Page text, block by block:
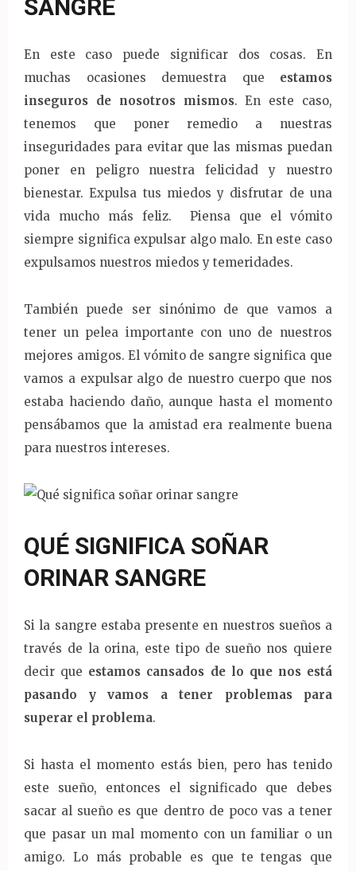
SANGRE
En este caso puede significar dos cosas. En
muchas ocasiones demuestra que estamos
inseguros de nosotros mismos. En este caso,
tenemos que poner remedio a nuestras
inseguridades para evitar que las mismas puedan
poner en peligro nuestra felicidad y nuestro
bienestar. Expulsa tus miedos y disfrutar de una
vida mucho más feliz. Piensa que el vómito
siempre significa expulsar algo malo. En este caso
expulsamos nuestros miedos y temeridades.
También puede ser sinónimo de que vamos a
tener un pelea importante con uno de nuestros
mejores amigos. El vómito de sangre significa que
vamos a expulsar algo de nuestro cuerpo que nos
estaba haciendo daño, aunque hasta el momento
pensábamos que la amistad era realmente buena
para nuestros intereses.
QUÉ SIGNIFICA SOÑAR
ORINAR SANGRE
Si la sangre estaba presente en nuestros sueños a
través de la orina, este tipo de sueño nos quiere
decir que estamos cansados de lo que nos está
pasando y vamos a tener problemas para
superar el problema.
Si hasta el momento estás bien, pero has tenido
este sueño, entonces el significado que debes
sacar al sueño es que dentro de poco vas a tener
que pasar un mal momento con un familiar o un
amigo. Lo más probable es que te tengas que